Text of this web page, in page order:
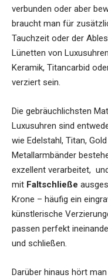
verbunden oder aber
braucht man für
Tauchzeit oder der
Lünetten von
Keramik, Titancarbid
verziert sein.
Die gebräuchlichsten
Luxusuhren sind
wie Edelstahl, Titan,
Metallarmbänder
exzellent verarbeitet,
mit Faltschließe
Krone – häufig ein
künstlerische
passen perfekt
und schließen.
Darüber hinaus hört